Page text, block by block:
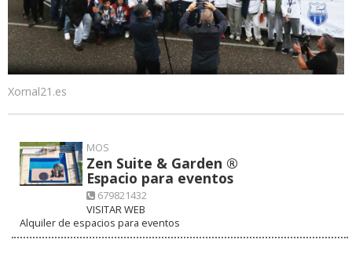
Xornal21.es
MOS
Zen Suite & Garden ®
Espacio para eventos
679821432
VISITAR WEB
Alquiler de espacios para eventos